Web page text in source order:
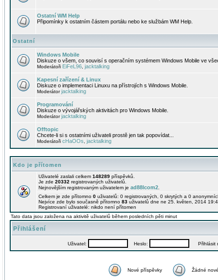
Ostatní WM Help
Připomínky k ostatním částem portálu nebo ke službám WM Help.
Ostatní
Windows Mobile
Diskuze o všem, co souvisí s operačním systémem Windows Mobile ve
Moderátoři EiFeL96 jacktalking
Kapesní zařízení & Linux
Diskuze o implementaci Linuxu na přístrojích s Windows Mobile.
Moderátorjacktalking
Programování
Diskuze o vývojářských aktivitách pro Windows Mobile.
Moderátorjacktalking
Offtopic
Chcete-li si s ostatními uživateli prostě jen tak popovídat...
Moderátoři cHaOOs jacktalking
Kdo je přítomen
Uživatelé zaslali celkem 148289 příspěvků.
Je zde 20332 registrovaných uživatelů.
Nejnovějším registrovaným uživatelem je ad88lcom2
Celkem je zde přítomno 0 uživatelů: 0 registrovaných, 0 skrytých a 0
Nejvíce zde bylo současně přítomno 83 uživatelů dne ne 25. květen, 2014
Registrovaní uživatelé: nikdo není přítomen
Tato data jsou založena na aktivitě uživatelů během posledních pěti minut
Přihlášení
Uživatel: Heslo: Přihlásit
Nové příspěvky Žádné